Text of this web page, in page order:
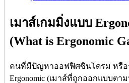
เมาส์เกมมิ่งแบบ
(What is Ergonomic
คนที่มีปัญหาออฟฟิศซินโดรม หรือรู้
Ergonomic (เมาส์ที่ถูกออกแบบต